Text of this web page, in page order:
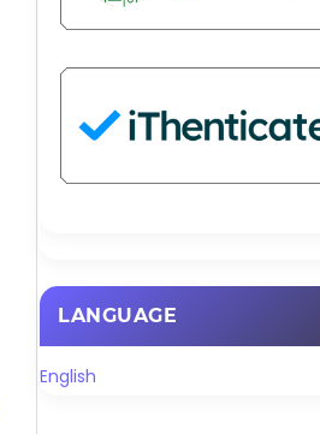
LANGUAGE
English